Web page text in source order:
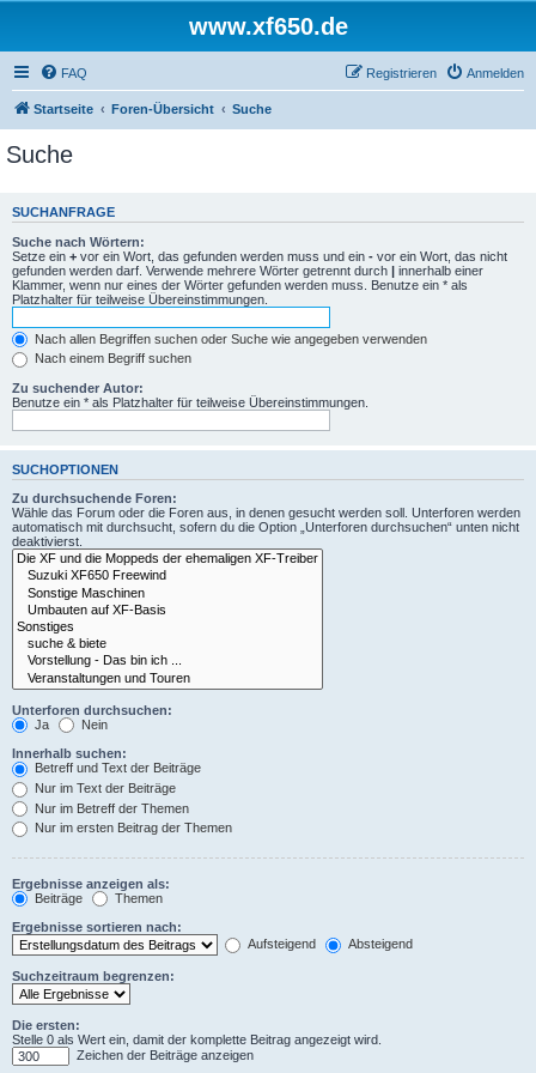
www.xf650.de
FAQ Anmelden
Registrieren
Startseite Foren-Übersicht Suche
Suche
SUCHANFRAGE
Suche nach Wörtern:
Setze ein + vor ein Wort, das gefunden werden muss und ein - vor ein Wort, das nicht
gefunden werden darf. Verwende mehrere Wörter getrennt durch | innerhalb einer
Klammer, wenn nur eines der Wörter gefunden werden muss. Benutze ein * als
Platzhalter für teilweise Übereinstimmungen.
Nach allen Begriffen suchen oder Suche wie angegeben verwenden
Nach einem Begriff suchen
Zu suchender Autor:
Benutze ein * als Platzhalter für teilweise Übereinstimmungen.
SUCHOPTIONEN
Zu durchsuchende Foren:
Wähle das Forum oder die Foren aus, in denen gesucht werden soll. Unterforen werden
automatisch mit durchsucht, sofern du die Option „Unterforen durchsuchen“ unten nicht
deaktivierst.
Unterforen durchsuchen:
Ja
Nein
Innerhalb suchen:
Betreff und Text der Beiträge
Nur im Text der Beiträge
Nur im Betreff der Themen
Nur im ersten Beitrag der Themen
Ergebnisse anzeigen als:
Beiträge
Themen
Ergebnisse sortieren nach:
Aufsteigend
Absteigend
Suchzeitraum begrenzen:
Die ersten:
Stelle 0 als Wert ein, damit der komplette Beitrag angezeigt wird.
Zeichen der Beiträge anzeigen